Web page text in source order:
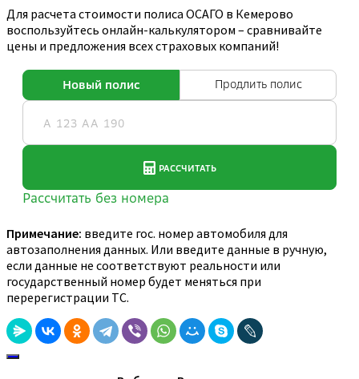
Для расчета стоимости полиса ОСАГО в Кемерово
воспользуйтесь онлайн-калькулятором – сравнивайте
цены и предложения всех страховых компаний!
Примечание: введите гос. номер автомобиля для
автозаполнения данных. Или введите данные в ручную,
если данные не соответствуют реальности или
государственный номер будет меняться при
перерегистрации ТС.